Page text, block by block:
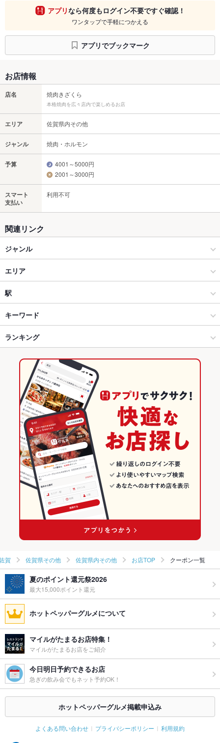
アプリなら何度もログイン不要ですぐ確認！
ワンタップで手軽につかえる
アプリでブックマーク
お店情報
店名 焼肉きざくら
本格焼肉を広々店内で楽しめるお店
エリア 佐賀県内その他
ジャンル 焼肉・ホルモン
予算
4001～5000円
2001～3000円
スマート
支払い
利用不可
関連リンク
ジャンル
焼肉・ホルモン
焼肉
佐賀県その他 × 焼肉・ホルモン
佐賀県その他 × 焼肉
肥前旭駅 × 焼肉・ホルモン
肥前旭駅 × 焼肉
エリア
佐賀県内その他
佐賀県内その他 × 焼肉・ホルモン
佐賀県内その他 × 焼肉
佐賀 × 焼肉・ホルモン
佐賀 × 焼肉
駅
肥前旭駅
キーワード
馬刺し エビ料理 杏仁豆腐
ランキング
佐賀のグルメランキング
佐賀の焼肉・ホルモンランキング
佐賀県その他のグルメランキング
佐賀県その他の焼肉・ホルモンランキング
賀 佐賀県その他 佐賀県内その他 お店TOP クーポン一覧
夏のポイント還元祭2026
最大15,000ポイント還元
ホットペッパーグルメについて
マイルがたまるお店特集！
マイルがたまるお店をご紹介
今日明日予約できるお店
急ぎの飲み会でもネット予約OK！
ホットペッパーグルメ掲載申込み
よくある問い合わせ プライバシーポリシー 利用規約